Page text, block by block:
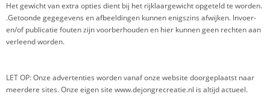
Het gewicht van extra opties dient bij het rijklaargewicht opgeteld te worden.
.Getoonde gegegevens en afbeeldingen kunnen enigszins afwijken. Invoer-
en/of publicatie fouten zijn voorberhouden en hier kunnen geen rechten aan
verleend worden.
LET OP: Onze advertenties worden vanaf onze website doorgeplaatst naar
meerdere sites. Onze eigen site www.dejongrecreatie.nl is altijd actueel.